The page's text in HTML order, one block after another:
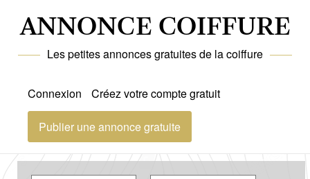
ANNONCE COIFFURE
Les petites annonces gratuites de la coiffure
Connexion Créez votre compte gratuit
Publier une annonce gratuite